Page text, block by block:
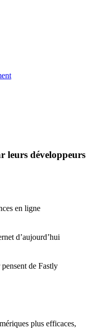
leurs développeurs
en ligne
d’aujourd’hui
de Fastly
plus efficaces,